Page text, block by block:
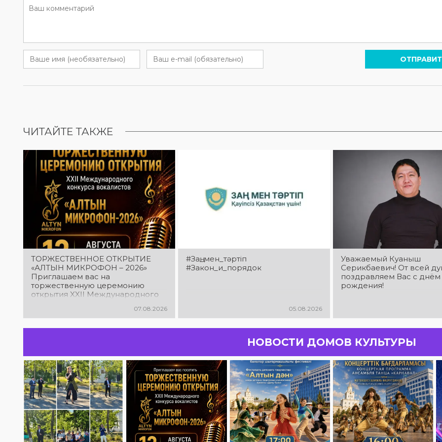
ЧИТАЙТЕ ТАКЖЕ
ТОРЖЕСТВЕННОЕ ОТКРЫТИЕ
«АЛТЫН МИКРОФОН – 2026»
Приглашаем вас на
торжественную церемонию
открытия XXII Международного
микрофон – 2026»! В этот день
талантливые исполнители из
разных стран встретятся на
творчества. Станьте свидетелями
начала большого вокального
состязания! Приходите
поддержать талантливых
исполнителей!
07.08.2026
#Заң_мен_тәртіп
#Закон_и_порядок
05.08.2026
Уважаемый Куаныш
Серикбаевич! От всей
поздравляем Вас с днём
рождения!
НОВОСТИ ДОМОВ КУЛЬТУРЫ